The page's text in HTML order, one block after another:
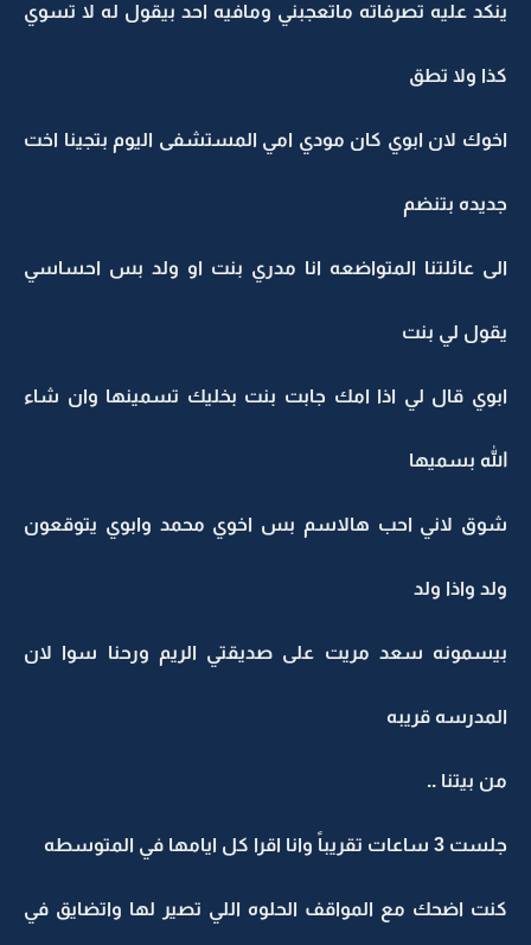
ينكد عليه تصرفاته ماتعجبني ومافيه احد بيقول له لا تسوي
كذا ولا تطق
اخوك لان ابوي كان مودي امي المستشفى اليوم بتجينا اخت
جديده بتنضم
الى عائلتنا المتواضعه انا مدري بنت او ولد بس احساسي
يقول لي بنت
ابوي قال لي اذا امك جابت بنت بخليك تسمينها وان شاء
الله بسميها
شوق لاني احب هالاسم بس اخوي محمد وابوي يتوقعون
ولد واذا ولد
بيسمونه سعد مريت على صديقتي الريم ورحنا سوا لان
المدرسه قريبه
من بيتنا ..
جلست 3 ساعات تقريباً وانا اقرا كل ايامها في المتوسطه
كنت اضحك مع المواقف الحلوه اللي تصير لها واتضايق في